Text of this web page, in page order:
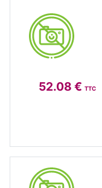
52.08 € TTC